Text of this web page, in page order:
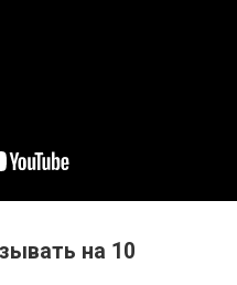
на 10